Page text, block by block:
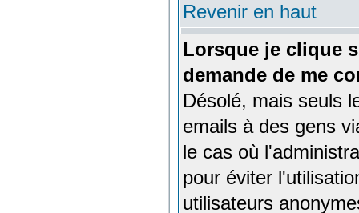
Revenir en haut
Lorsque je clique
demande de me
Désolé, mais seuls
emails à des gens
le cas où
pour éviter
utilisateurs